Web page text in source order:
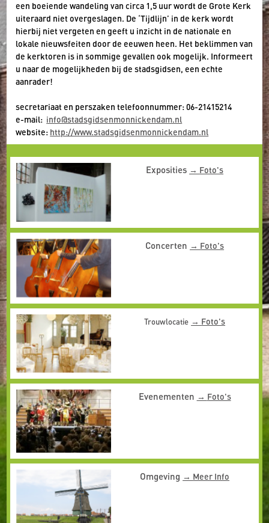
een boeiende wandeling van circa 1,5 uur wordt de Grote Kerk
uiteraard niet overgeslagen. De ‘Tijdlijn’ in de kerk wordt
hierbij niet vergeten en geeft u inzicht in de nationale en
lokale nieuwsfeiten door de eeuwen heen. Het beklimmen van
de kerktoren is in sommige gevallen ook mogelijk. Informeert
u naar de mogelijkheden bij de stadsgidsen, een echte
aanrader!
secretariaat en perszaken telefoonnummer: 06-21415214
e-mail: info@stadsgidsenmonnickendam.nl
website: http://www.stadsgidsenmonnickendam.nl
Exposities Foto's
Concerten Foto's
Trouwlocatie Foto's
Evenementen Foto's
Omgeving Meer Info